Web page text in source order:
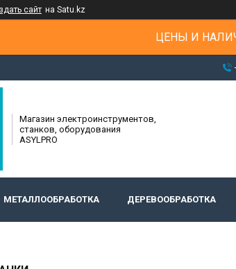
сайт на Satu.kz
ЦЕНЫ И
Магазин электроинструментов,
станков, оборудования
ASYLPRO
МЕТАЛЛООБРАБОТКА ДЕРЕВООБРАБОТКА